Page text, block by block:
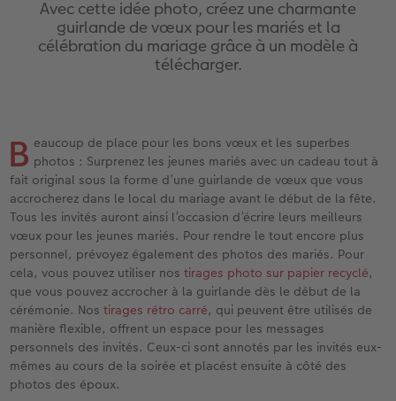
Étui personnalisé
Pochette souvenirs
Couverture en cuir et en lin
Premières étapes
Possibilités de commande
Exemples
Témoignages clients
Coffeetable Book «Art Collection»
CEWE myPhotos
Tirages photo sur papier recyclé
Poster premium
Autocollants photo
Tirages immédiats
Photo d’identité biométrique
Accessoires
CEWE myPhotos
Affiche carte personnalisée
Pêle-mêle
Photo sous plexi
Photo sur alu-dibond
Photo sur bois
Tableau photo Prestige
Photo sur carton mousse
Multi-déco
Conseils décoration murale
Autres occasions
Cartes à rabat
Cartes postales
Carte à l’unité
CEWE myPhotos
Jeux
École et bureau
Faber-Castell
Tirages créatifs
Boîte cadeau photo
Idées de cadeaux
Carte cadeau CEWE
CEWE myPhotos
Boîte à friandises personnalisée
Coques en silicone
Coques en polycarbonate
Coques en bois
Coques avec cordon
Avec design
CEWE myPhotos
Calendriers muraux avec design
Calendrier mural A4
Calendrier mural A3
Calendrier de bureau carré
CEWE myPhotos
Accessoires
pour l’anniversaire
Cadeaux de fête des mères
Cadeaux photo pour Pâques
pour les jeunes mariés
pour l’EVJF
Mariage
Livre de l’année
Témoignages
Magazine CEWE
App
Avec cette idée photo, créez une charmante
guirlande de vœux pour les mariés et la
célébration du mariage grâce à un modèle à
télécharger.
B eaucoup de place pour les bons vœux et les superbes
photos : Surprenez les jeunes mariés avec un cadeau tout à
fait original sous la forme d’une guirlande de vœux que vous
accrocherez dans le local du mariage avant le début de la fête.
Tous les invités auront ainsi l’occasion d’écrire leurs meilleurs
vœux pour les jeunes mariés. Pour rendre le tout encore plus
personnel, prévoyez également des photos des mariés. Pour
cela, vous pouvez utiliser nostirages photo sur papier recyclé,
que vous pouvez accrocher à la guirlande dès le début de la
cérémonie. Nostirages rétro carré, qui peuvent être utilisés de
manière flexible, offrent un espace pour les messages
personnels des invités. Ceux-ci sont annotés par les invités eux-
mêmes au cours de la soirée et placést ensuite à côté des
photos des époux.